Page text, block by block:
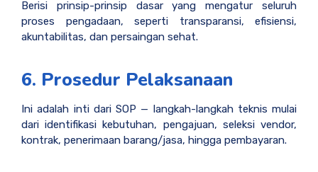
Berisi prinsip-prinsip dasar yang mengatur seluruh
proses pengadaan, seperti transparansi, efisiensi,
akuntabilitas, dan persaingan sehat.
6. Prosedur Pelaksanaan
Ini adalah inti dari SOP — langkah-langkah teknis mulai
dari identifikasi kebutuhan, pengajuan, seleksi vendor,
kontrak, penerimaan barang/jasa, hingga pembayaran.